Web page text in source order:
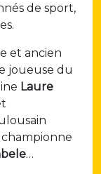
de sport,
et ancien
joueuse du
Laure
…